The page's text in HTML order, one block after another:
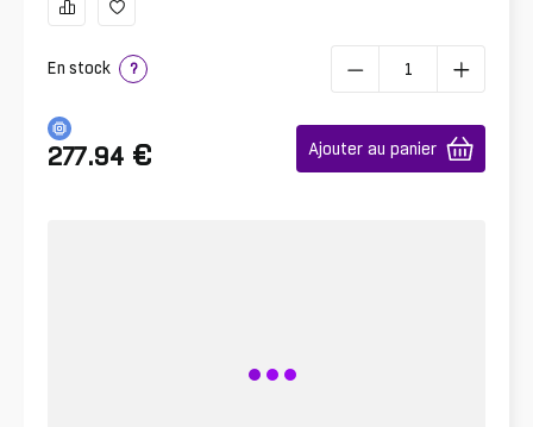
En stock ?
277.94 € Ajouter au panier